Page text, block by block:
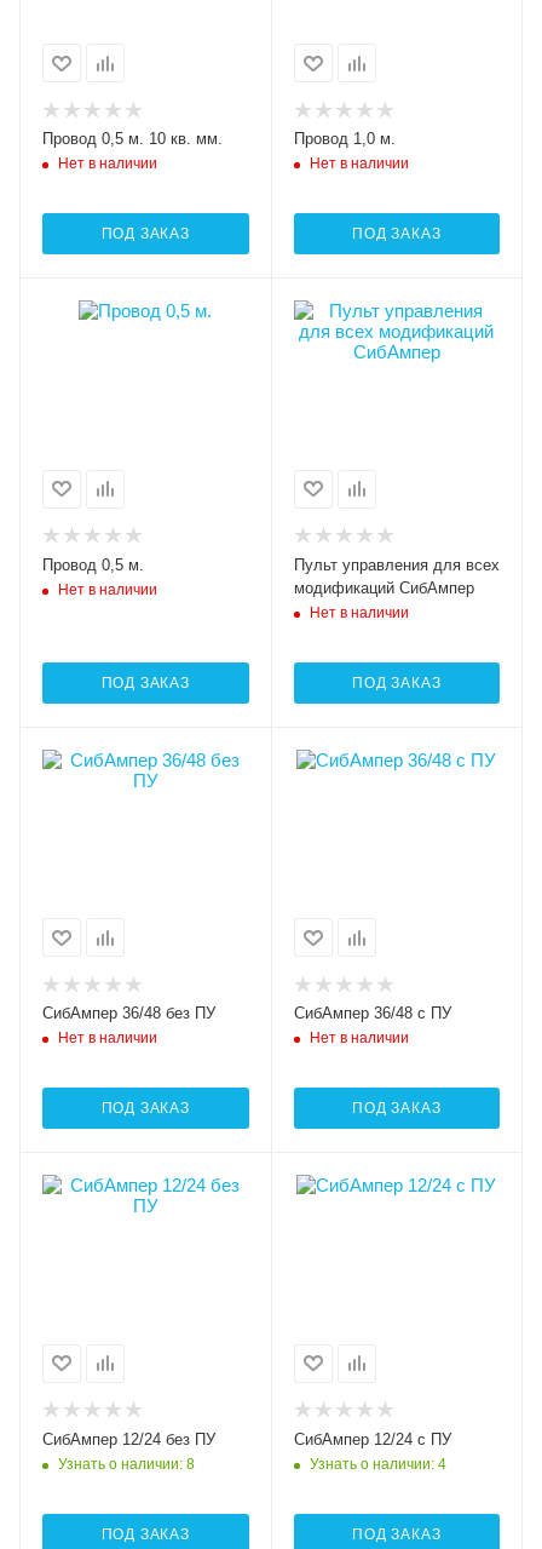
Провод 0,5 м. 10 кв. мм.
Нет в наличии
ПОД ЗАКАЗ
Провод 1,0 м.
Нет в наличии
ПОД ЗАКАЗ
Провод 0,5 м.
Нет в наличии
ПОД ЗАКАЗ
Пульт управления для всех
модификаций СибАмпер
Нет в наличии
ПОД ЗАКАЗ
СибАмпер 36/48 без ПУ
Нет в наличии
ПОД ЗАКАЗ
СибАмпер 36/48 с ПУ
Нет в наличии
ПОД ЗАКАЗ
СибАмпер 12/24 без ПУ
Узнать о наличии: 8
ПОД ЗАКАЗ
СибАмпер 12/24 с ПУ
Узнать о наличии: 4
ПОД ЗАКАЗ